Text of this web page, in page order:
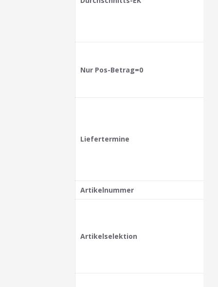
Nur Pos-Betrag=0
Liefertermine
Artikelnummer
Artikelselektion